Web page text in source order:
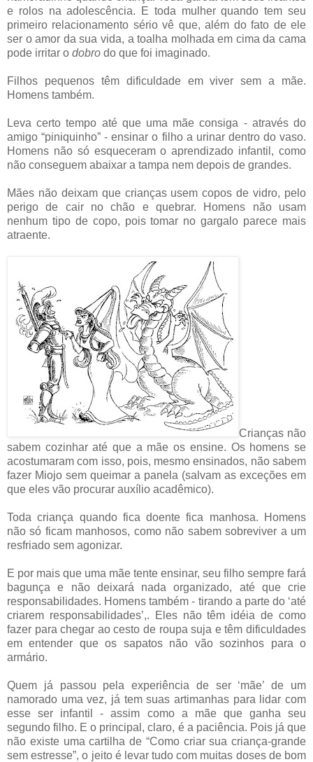
e rolos na adolescência. E toda mulher quando tem seu
primeiro relacionamento sério vê que, além do fato de ele
ser o amor da sua vida, a toalha molhada em cima da cama
pode irritar o dobro do que foi imaginado.
Filhos pequenos têm dificuldade em viver sem a mãe.
Homens também.
Leva certo tempo até que uma mãe consiga - através do
amigo “piniquinho” - ensinar o filho a urinar dentro do vaso.
Homens não só esqueceram o aprendizado infantil, como
não conseguem abaixar a tampa nem depois de grandes.
Mães não deixam que crianças usem copos de vidro, pelo
perigo de cair no chão e quebrar. Homens não usam
nenhum tipo de copo, pois tomar no gargalo parece mais
atraente.
Crianças não
sabem cozinhar até que a mãe os ensine. Os homens se
acostumaram com isso, pois, mesmo ensinados, não sabem
fazer Miojo sem queimar a panela (salvam as exceções em
que eles vão procurar auxílio acadêmico).
Toda criança quando fica doente fica manhosa. Homens
não só ficam manhosos, como não sabem sobreviver a um
resfriado sem agonizar.
E por mais que uma mãe tente ensinar, seu filho sempre fará
bagunça e não deixará nada organizado, até que crie
responsabilidades. Homens também - tirando a parte do ‘até
criarem responsabilidades’,. Eles não têm idéia de como
fazer para chegar ao cesto de roupa suja e têm dificuldades
em entender que os sapatos não vão sozinhos para o
armário.
Quem já passou pela experiência de ser ‘mãe’ de um
namorado uma vez, já tem suas artimanhas para lidar com
esse ser infantil - assim como a mãe que ganha seu
segundo filho. E o principal, claro, é a paciência. Pois já que
não existe uma cartilha de “Como criar sua criança-grande
sem estresse”, o jeito é levar tudo com muitas doses de bom